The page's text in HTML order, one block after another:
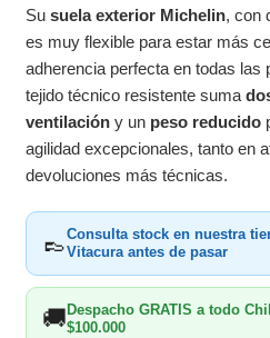
Susuela exterior Michelin, con
es muy flexible para estar más
adherencia perfecta en todas las
tejido técnico resistente suma
ventilación y un peso reducido
agilidad excepcionales, tanto en
devoluciones más técnicas.
👞Consulta stock en nuestra
Vitacura antes de pasar
🚚Despacho GRATIS a todo
$100.000